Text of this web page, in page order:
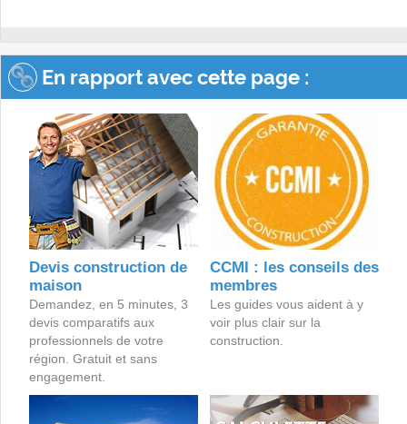
En rapport avec cette page :
Devis construction de
maison
Demandez, en 5 minutes, 3
devis comparatifs aux
professionnels de votre
région. Gratuit et sans
engagement.
CCMI : les conseils des
membres
Les guides vous aident à y
voir plus clair sur la
construction.